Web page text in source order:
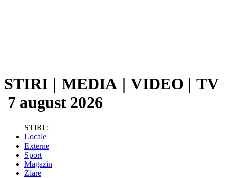
STIRI | MEDIA | VIDEO | TV
7 august 2026
STIRI :
Locale
Externe
Sport
Magazin
Ziare